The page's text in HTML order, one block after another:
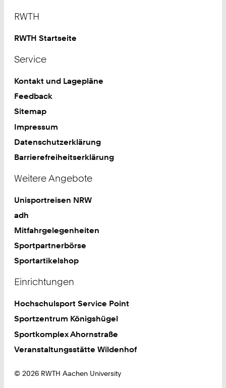
RWTH
RWTH Startseite
Service
Kontakt und Lagepläne
Feedback
Sitemap
Impressum
Datenschutzerklärung
Barrierefreiheitserklärung
Weitere Angebote
Unisportreisen NRW
adh
Mitfahrgelegenheiten
Sportpartnerbörse
Sportartikelshop
Einrichtungen
Hochschulsport Service Point
Sportzentrum Königshügel
Sportkomplex Ahornstraße
Veranstaltungsstätte Wildenhof
© 2026 RWTH Aachen University